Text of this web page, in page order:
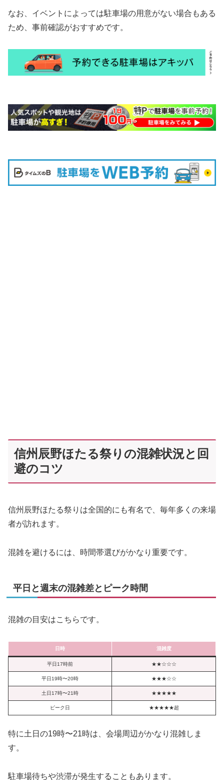
なお、イベントによっては駐車場の用意がない場合もある
ため、事前確認がおすすめです。
信州辰野ほたる祭りの混雑状況と回
避のコツ
信州辰野ほたる祭りは全国的にも有名で、毎年多くの来場
者が訪れます。
混雑を避けるには、時間帯選びがかなり重要です。
平日と週末の混雑差とピーク時間
混雑の目安はこちらです。
日時 混雑度
平日17時前 ★★☆☆☆
平日19時〜20時 ★★★☆☆
土日17時〜21時 ★★★★★
ピーク日 ★★★★★超
特に土日の19時〜21時は、会場周辺がかなり混雑しま
す。
駐車場待ちや渋滞が発生することもあります。